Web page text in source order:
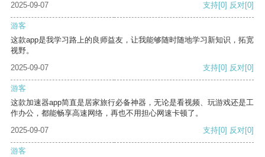
2025-09-07 支持[0] 反对[0]
游客
这款app是我学习路上的良师益友，让我能够随时随地学习新知识，拓宽
视野。
2025-09-07
支持[0] 反对[0]
游客
这款加速器app简直是居家旅行必备神器，无论是看视频、玩游戏还是工
作办公，都能畅享高速网络，再也不用担心网速卡顿了。
2025-09-07
支持[0] 反对[0]
游客